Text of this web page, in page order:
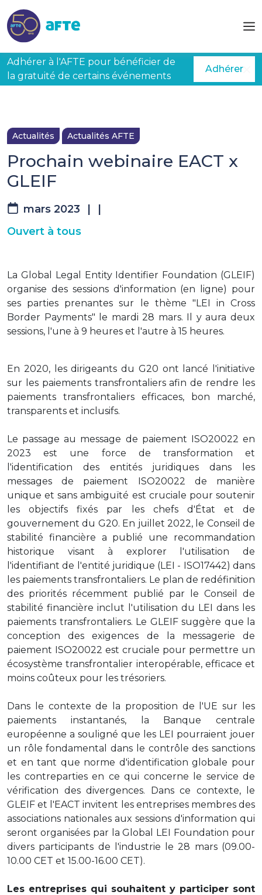
Adhérer à l'AFTE pour bénéficier de
la gratuité de certains événements
Adhérer
Actualités Actualités AFTE
Prochain webinaire EACT x
GLEIF
mars 2023
Ouvert à tous
La Global Legal Entity Identifier Foundation (GLEIF)
organise des sessions d'information (en ligne) pour
ses parties prenantes sur le thème "LEI in Cross
Border Payments" le mardi 28 mars. Il y aura deux
sessions, l'une à 9 heures et l'autre à 15 heures.
En 2020, les dirigeants du G20 ont lancé l'initiative
sur les paiements transfrontaliers afin de rendre les
paiements transfrontaliers efficaces, bon marché,
transparents et inclusifs.
Le passage au message de paiement ISO20022 en
2023 est une force de transformation et
l'identification des entités juridiques dans les
messages de paiement ISO20022 de manière
unique et sans ambiguïté est cruciale pour soutenir
les objectifs fixés par les chefs d'État et de
gouvernement du G20. En juillet 2022, le Conseil de
stabilité financière a publié une recommandation
historique visant à explorer l'utilisation de
l'identifiant de l'entité juridique (LEI - ISO17442) dans
les paiements transfrontaliers. Le plan de redéfinition
des priorités récemment publié par le Conseil de
stabilité financière inclut l'utilisation du LEI dans les
paiements transfrontaliers. Le GLEIF suggère que la
conception des exigences de la messagerie de
paiement ISO20022 est cruciale pour permettre un
écosystème transfrontalier interopérable, efficace et
moins coûteux pour les trésoriers.
Dans le contexte de la proposition de l'UE sur les
paiements instantanés, la Banque centrale
européenne a souligné que les LEI pourraient jouer
un rôle fondamental dans le contrôle des sanctions
et en tant que norme d'identification globale pour
les contreparties en ce qui concerne le service de
vérification des divergences. Dans ce contexte, le
GLEIF et l'EACT invitent les entreprises membres des
associations nationales aux sessions d'information qui
seront organisées par la Global LEI Foundation pour
divers participants de l'industrie le 28 mars (09.00-
10.00 CET et 15.00-16.00 CET).
Les entreprises qui souhaitent y participer sont